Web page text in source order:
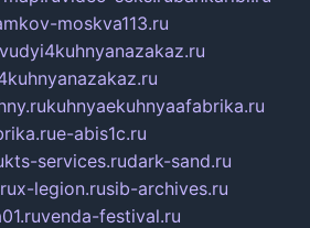
moskva113.ru
kuhnyaekuhnyaafabrika.ru
e-abis1c.ru
kts-services.rudark-sand.ru
x-legion.rusib-archives.ru
venda-festival.ru